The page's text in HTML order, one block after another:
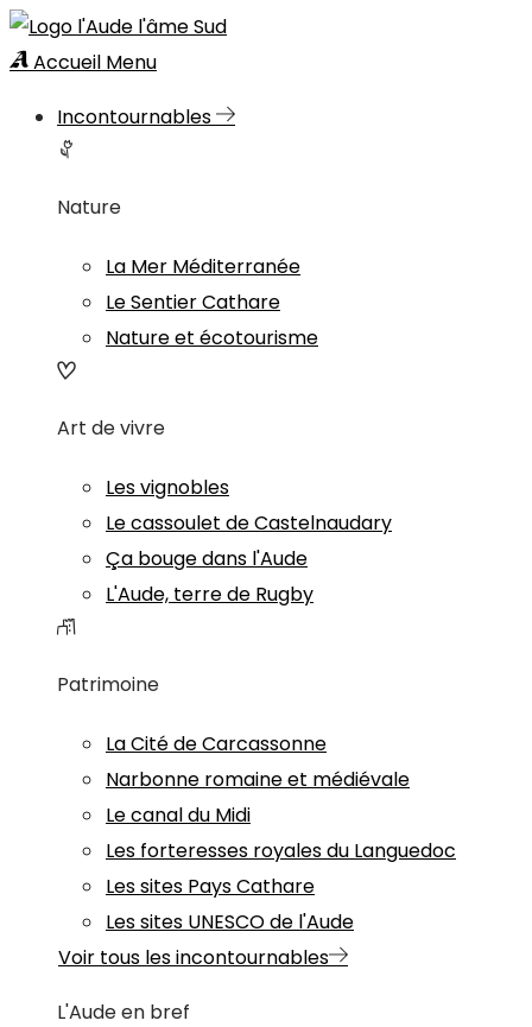
Accueil Menu
Incontournables
Nature
La Mer Méditerranée
Le Sentier Cathare
Nature et écotourisme
Art de vivre
Les vignobles
Le cassoulet de Castelnaudary
Ça bouge dans l'Aude
L'Aude, terre de Rugby
Patrimoine
La Cité de Carcassonne
Narbonne romaine et médiévale
Le canal du Midi
Les forteresses royales du Languedoc
Les sites Pays Cathare
Les sites UNESCO de l'Aude
Voir tous les incontournables
L'Aude en bref